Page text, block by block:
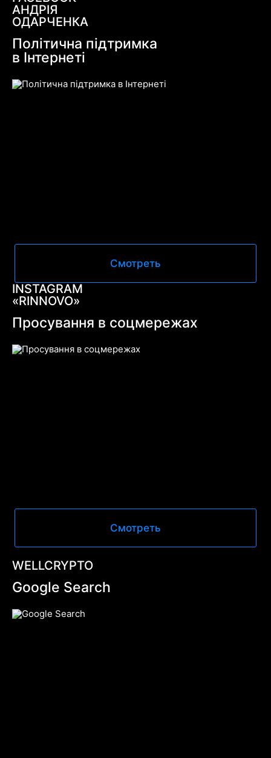
АНДРІЯ
ОДАРЧЕНКА
Політична підтримка
в Інтернеті
Смотреть
INSTAGRAM
«RINNOVO»
Просування в соцмережах
Смотреть
WELLCRYPTO
Google Search